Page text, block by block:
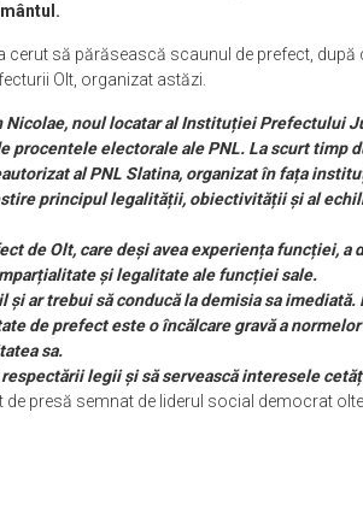
cerut să părăsească scaunul de prefect, după
Olt, organizat astăzi.
Nicolae, noul locatar al Instituției Prefectului
procentele electorale ale PNL. La scurt timp
al PNL Slatina, organizat în fața
principul legalității, obiectivității și al
de Olt, care deși avea experiența funcției, a
și legalitate ale funcției sale.
ar trebui să conducă la demisia sa imediată.
de prefect este o încălcare gravă a
sa.
legii și să servească interesele
presă semnat de liderul social democrat